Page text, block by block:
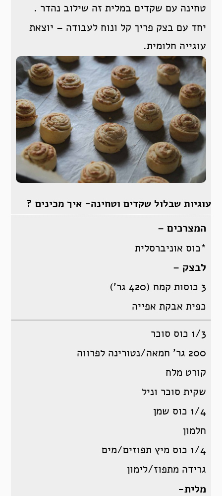
טחינה עם שקדים במלית זה שילוב נהדר .
יחד עם בצק פריך קל ונוח לעבודה – יוצאת
עוגייה חלומית.
עוגיות שבלול שקדים וטחינה- איך מכינים ?
המצרכים –
*כוס אוניברסלית
לבצק –
3 כוסות קמח (420 גר’)
כפית אבקת אפייה
1/3 כוס סוכר
200 גר’ חמאה/נטורינה לפרווה
קורט מלח
שקית סוכר וניל
1/4 כוס שמן
חלמון
1/4 כוס מיץ תפוזים/מים
גרידה מתפוז/לימון
מלית-